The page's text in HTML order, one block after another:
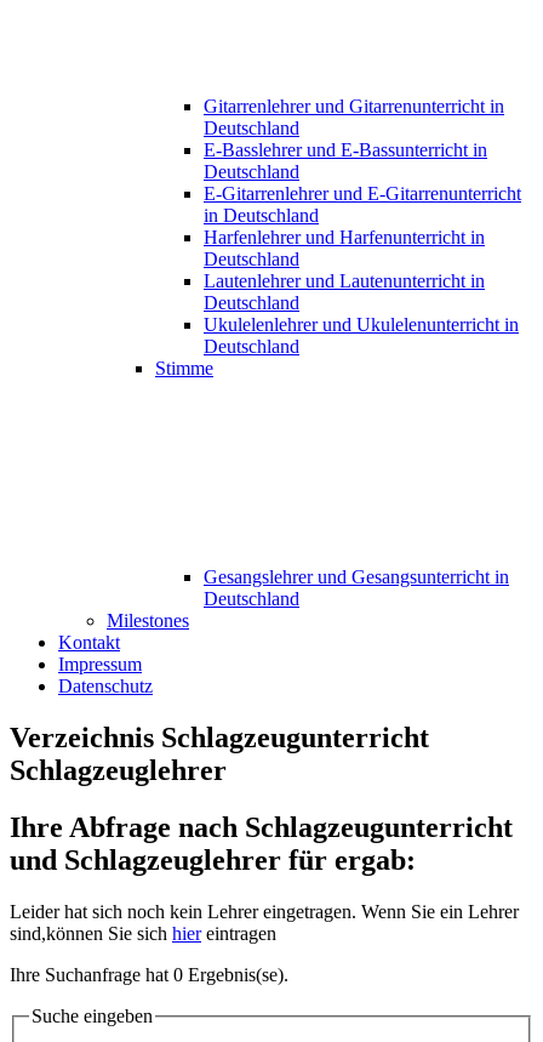
Gitarrenlehrer und Gitarrenunterricht in
Deutschland
E-Basslehrer und E-Bassunterricht in
Deutschland
E-Gitarrenlehrer und E-Gitarrenunterricht
in Deutschland
Harfenlehrer und Harfenunterricht in
Deutschland
Lautenlehrer und Lautenunterricht in
Deutschland
Ukulelenlehrer und Ukulelenunterricht in
Deutschland
Stimme
Gesangslehrer und Gesangsunterricht in
Deutschland
Milestones
Kontakt
Impressum
Datenschutz
Verzeichnis Schlagzeugunterricht
Schlagzeuglehrer
Ihre Abfrage nach Schlagzeugunterricht
und Schlagzeuglehrer für ergab:
Leider hat sich noch kein Lehrer eingetragen. Wenn Sie ein Lehrer
sind,können Sie sich hiereintragen
Ihre Suchanfrage hat 0 Ergebnis(se).
Suche eingeben